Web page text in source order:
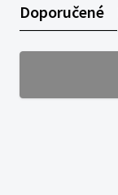
Doporučené